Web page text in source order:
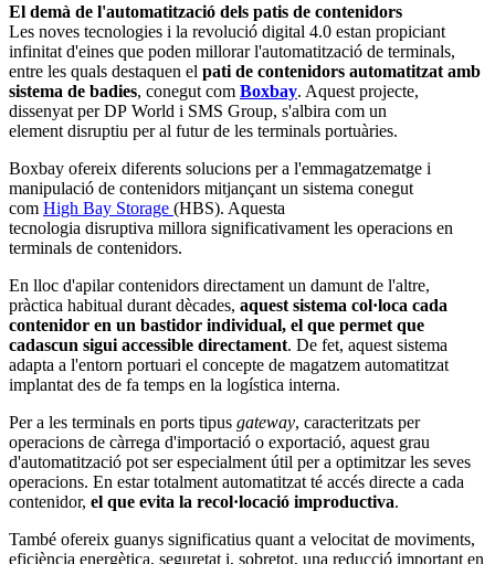
El demà de l'automatització dels patis de contenidors
Les noves tecnologies i la revolució digital 4.0 estan propiciant
infinitat d'eines que poden millorar l'automatització de terminals,
entre les quals destaquen el pati de contenidors automatitzat amb
sistema de badies, conegut com Boxbay. Aquest projecte,
dissenyat per DP World i SMS Group, s'albira com un
element disruptiu per al futur de les terminals portuàries.
Boxbay ofereix diferents solucions per a l'emmagatzematge i
manipulació de contenidors mitjançant un sistema conegut
com High Bay Storage (HBS). Aquesta
tecnologia disruptiva millora significativament les operacions en
terminals de contenidors.
En lloc d'apilar contenidors directament un damunt de l'altre,
pràctica habitual durant dècades, aquest sistema col·loca cada
contenidor en un bastidor individual, el que permet que
cadascun sigui accessible directament. De fet, aquest sistema
adapta a l'entorn portuari el concepte de magatzem automatitzat
implantat des de fa temps en la logística interna.
Per a les terminals en ports tipus gateway, caracteritzats per
operacions de càrrega d'importació o exportació, aquest grau
d'automatització pot ser especialment útil per a optimitzar les seves
operacions. En estar totalment automatitzat té accés directe a cada
contenidor, el que evita la recol·locació improductiva.
També ofereix guanys significatius quant a velocitat de moviments,
eficiència energètica, seguretat i, sobretot, una reducció important en